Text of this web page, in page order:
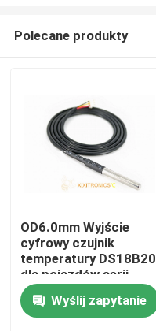
Dom
Polecane produkty
OD6.0mm Wyjście
cyfrowy czujnik
temperatury DS18B20
dla pojazdów serii
MFT-4401
Wyślij zapytanie